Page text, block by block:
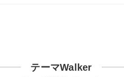
テーマWalker